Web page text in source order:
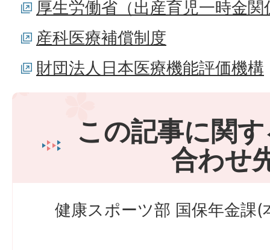
厚生労働省（出産育児一時金関
産科医療補償制度
財団法人日本医療機能評価機構
この記事に関
合わせ
健康スポーツ部 国保年金課(